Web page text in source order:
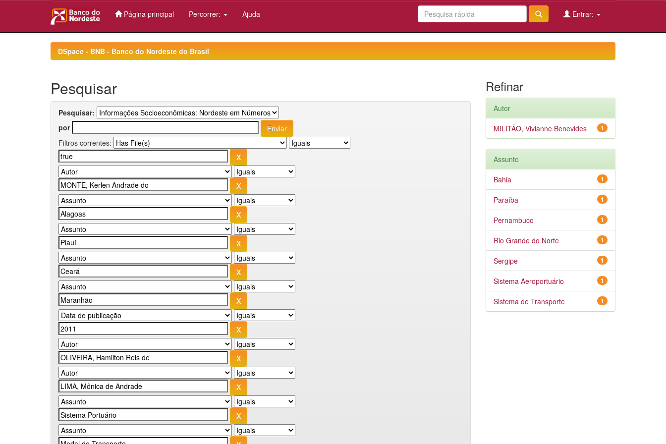
Página principal Percorrer: Ajuda Entrar:
DSpace - BNB - Banco do Nordeste do Brasil
Pesquisar
Pesquisar:
por
Filtros correntes:
Refinar
Autor
1
MILITÃO, Vivianne Benevides
Assunto
1
Bahia
1
Paraíba
1
Pernambuco
1
Rio Grande do Norte
1
Sergipe
1
Sistema Aeroportuário
1
Sistema de Transporte